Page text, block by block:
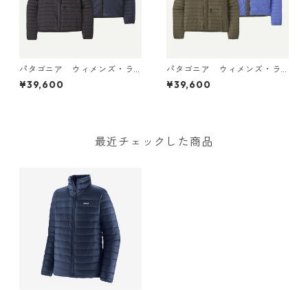
パタゴニア ウィメンズ・ラ
イトウェイト・リバーシブ
ル・ダウン・セーター・カー
¥39,600
パタゴニア ウィメンズ・ラ
イトウェイト・リバーシブ
ル・ダウン・セーター・カー
¥39,600
最近チェックした商品